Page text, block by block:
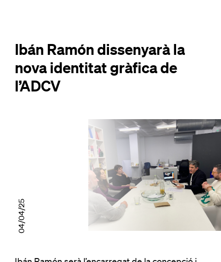
Ibán Ramón dissenyarà la
nova identitat gràfica de
l’ADCV
04/04/25